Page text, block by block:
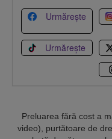
Urmărește
Urmărește
Preluarea fără cost a
video), purtătoare de